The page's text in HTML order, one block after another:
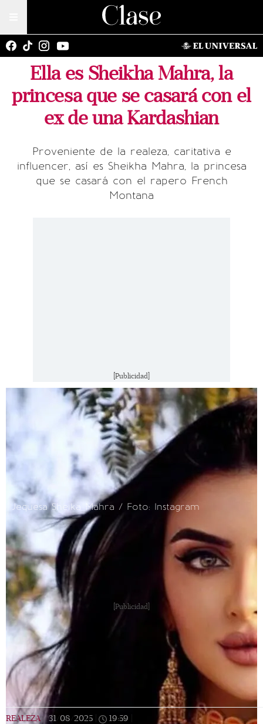
Ella es Sheikha Mahra, la
princesa que se casará con el
ex de una Kardashian
Proveniente de la realeza, caritativa e
influencer, así es Sheikha Mahra, la princesa
que se casará con el rapero French
Montana
[Publicidad]
Jequesa Sheika Mahra / Foto: Instagram
[Publicidad]
REALEZA | 31/08/2025 19:59